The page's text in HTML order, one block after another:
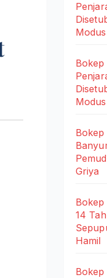
Bokep
Griya
14
Hamil